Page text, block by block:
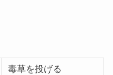
毒草を投げる